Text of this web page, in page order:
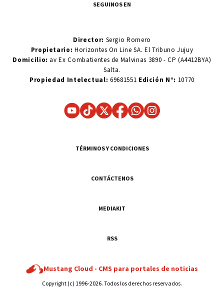
SEGUINOS EN
Director: Sergio Romero
Propietario:Horizontes On Line SA. El Tribuno Jujuy
Domicilio: av Ex Combatientes de Malvinas 3890 - CP (A4412BYA)
Salta.
Propiedad Intelectual: 69681551 Edición N°: 10770
TÉRMINOS Y CONDICIONES
CONTÁCTENOS
MEDIAKIT
RSS
Mustang Cloud - CMS para portales de noticias
Copyright (c) 1996-2026. Todos los derechos reservados.